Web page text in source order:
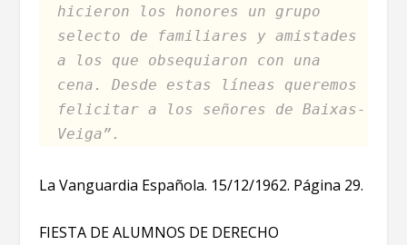
hicieron los honores un grupo
selecto de familiares y amistades
a los que obsequiaron con una
cena. Desde estas líneas queremos
felicitar a los señores de Baixas-
Veiga”.
La Vanguardia Española. 15/12/1962. Página 29.
FIESTA DE ALUMNOS DE DERECHO